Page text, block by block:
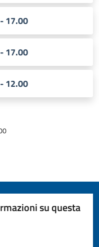
17.00
17.00
12.00
su questa